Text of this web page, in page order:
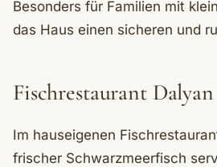
Besonders für Familien mit
das Haus einen sicheren und
Fischrestaurant Dalyan
Im hauseigenen
frischer Schwarzmeerfisch